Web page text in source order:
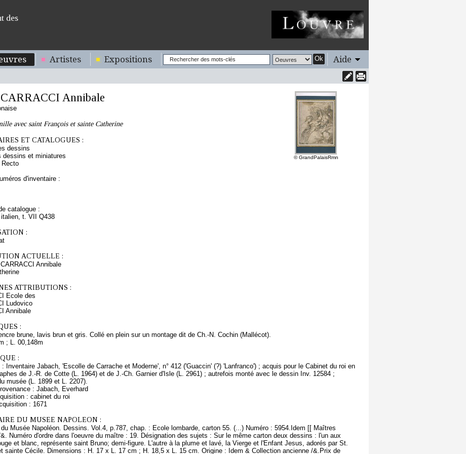
des
Artistes Expositions Ok Aide
© GrandPalaisRmn
CARRACCI Annibale
avec saint François et sainte Catherine
ET CATALOGUES :
dessins
dessins et miniatures
Recto
d'inventaire :
catalogue :
italien, t. VII Q438
:
ACTUELLE :
Annibale
ATTRIBUTIONS :
Ecole des
Ludovico
Annibale
:
brune, lavis brun et gris. Collé en plein sur un montage dit de Ch.-N. Cochin (Mallécot).
; L. 00,148m
:
: Inventaire Jabach, 'Escolle de Carrache et Moderne', n° 412 ('Guaccin' (?) 'Lanfranco') ; acquis pour le Cabinet du roi en
de J.-R. de Cotte (L. 1964) et de J.-Ch. Garnier d'Isle (L. 2961) ; autrefois monté avec le dessin Inv. 12584 ;
musée (L. 1899 et L. 2207).
: Jabach, Everhard
: cabinet du roi
: 1671
DU MUSEE NAPOLEON :
du Musée Napoléon. Dessins. Vol.4, p.787, chap. : Ecole lombarde, carton 55. (...) Numéro : 5954.Idem [[ Maîtres
Numéro d'ordre dans l'oeuvre du maître : 19. Désignation des sujets : Sur le même carton deux dessins : l'un aux
et blanc, représente saint Bruno; demi-figure. L'autre à la plume et lavé, la Vierge et l'Enfant Jesus, adorés par St.
sainte Cécile. Dimensions : H. 17 x L. 17 cm ; H. 18,5 x L. 15 cm. Origine : Idem & Collection ancienne /&.Prix de